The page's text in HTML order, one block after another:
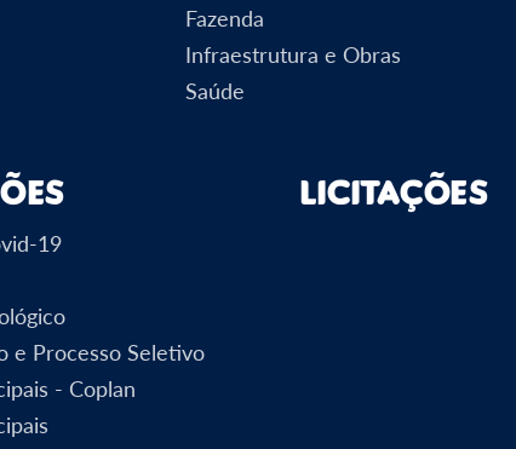
Fazenda
Infraestrutura e Obras
Saúde
19
e Processo Seletivo
- Coplan
Licitações